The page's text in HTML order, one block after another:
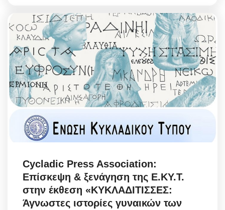
Cycladic Press Association:
Επίσκεψη & ξενάγηση της Ε.ΚΥ.Τ.
στην έκθεση «ΚΥΚΛΑΔΙΤΙΣΣΕΣ:
Άγνωστες ιστορίες γυναικών των